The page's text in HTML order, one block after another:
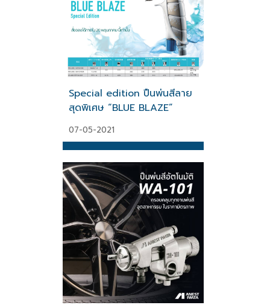
Special edition ปืนพ่นสีลาย
สุดพิเศษ “BLUE BLAZE”
07-05-2021